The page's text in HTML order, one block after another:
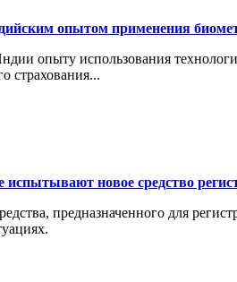
опытом применения
опыту использования
страхования...
новое средство
предназначенного для